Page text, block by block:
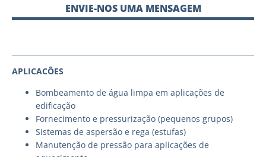
ENVIE-NOS UMA MENSAGEM
APLICACÕES
Bombeamento de água limpa em aplicações de
edificação
Fornecimento e pressurização (pequenos grupos)
Sistemas de aspersão e rega (estufas)
Manutenção de pressão para aplicações de